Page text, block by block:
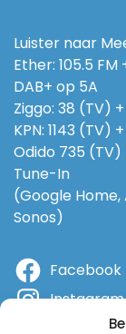
Luister naar
Ether: 105.5 FM
DAB+ op 5A
Ziggo: 38 (TV)
KPN: 1143 (TV)
Odido 735 (TV)
Tune-In
(Google
Sonos)
Facebook
Instagram